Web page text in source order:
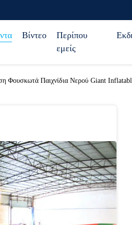
Βίντεο
Περίπου
εμείς
Φουσκωτά Παιχνίδια Νερού Giant